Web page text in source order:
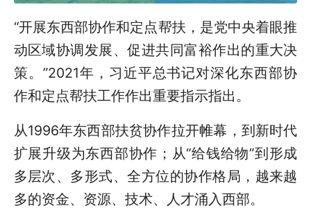
“开展东西部协作和定点帮扶，是党中央着眼推
动区域协调发展、促进共同富裕作出的重大决
策。”2021年，习近平总书记对深化东西部协
作和定点帮扶工作作出重要指示指出。
从1996年东西部扶贫协作拉开帷幕，到新时代
扩展升级为东西部协作；从“给钱给物”到形成
多层次、多形式、全方位的协作格局，越来越
多的资金、资源、技术、人才涌入西部。